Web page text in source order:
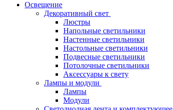
Освещение
Декоративный свет
Люстры
Напольные светильники
Настенные светильники
Настольные светильники
Подвесные светильники
Потолочные светильники
Аксессуары к свету
Лампы и модули
Лампы
Модули